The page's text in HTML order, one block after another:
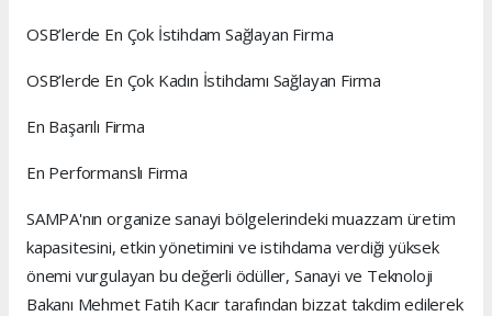
OSB’lerde En Çok İstihdam Sağlayan Firma
OSB’lerde En Çok Kadın İstihdamı Sağlayan Firma
En Başarılı Firma
En Performanslı Firma
SAMPA'nın organize sanayi bölgelerindeki muazzam üretim
kapasitesini, etkin yönetimini ve istihdama verdiği yüksek
önemi vurgulayan bu değerli ödüller, Sanayi ve Teknoloji
Bakanı Mehmet Fatih Kacır tarafından bizzat takdim edilerek